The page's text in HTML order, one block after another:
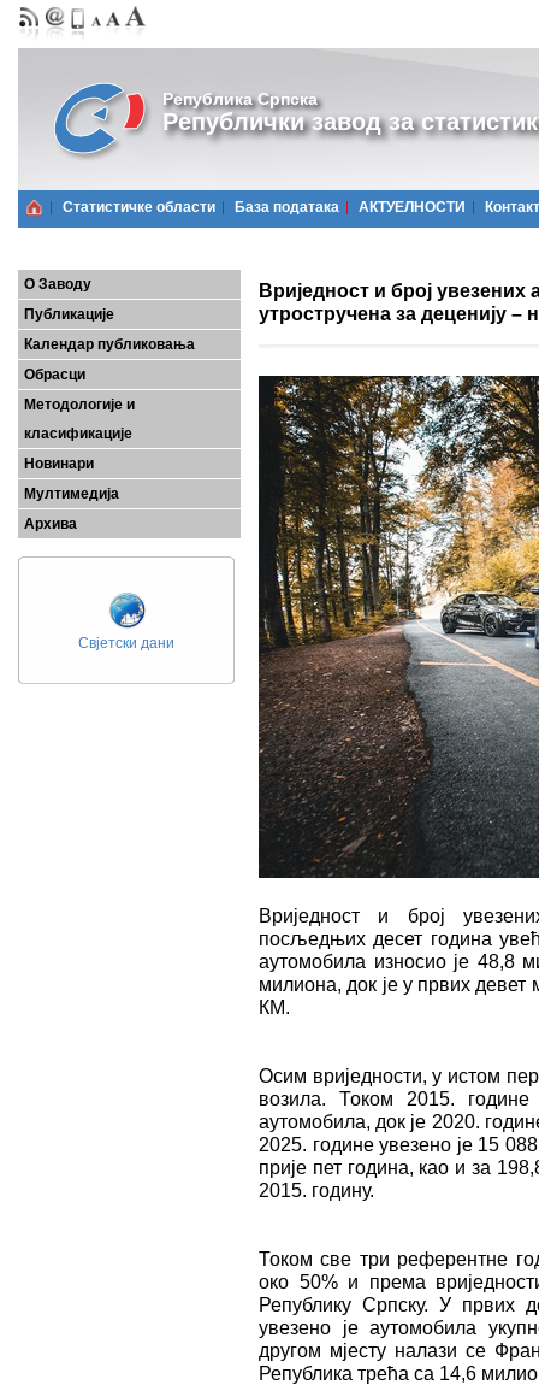
Република Српска
Републички завод за
Статистичке области Базa података АКТУЕЛНОСТИ Контакт
О Заводу
Публикације
Календар публиковања
Обрасци
Методологије и
класификације
Новинари
Мултимедија
Архива
Свјетски дани
Вриједност и број
утростручена за деценију
Вриједност и број
посљедњих десет година
аутомобила износио је 48,8
милиона, док је у првих
КМ.
Осим вриједности, у истом
возила. Током 2015.
аутомобила, док је 2020.
2025. године увезено је 15
прије пет година, као и за
2015. годину.
Током све три референтне
око 50% и према
Републику Српску. У првих
увезено је аутомобила
другом мјесту налази се
Република трећа са 14,6